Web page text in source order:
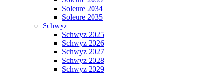
Soleure 2034
Soleure 2035
Schwyz
Schwyz 2025
Schwyz 2026
Schwyz 2027
Schwyz 2028
Schwyz 2029